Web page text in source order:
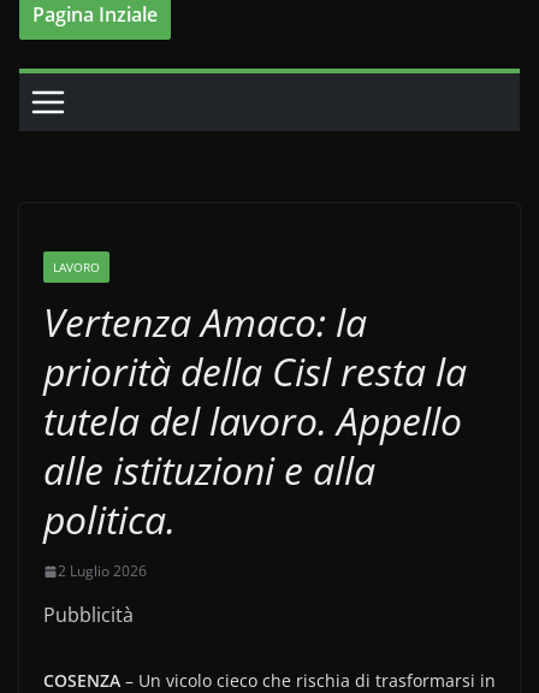
Pagina Inziale
LAVORO
Vertenza Amaco: la
priorità della Cisl resta la
tutela del lavoro. Appello
alle istituzioni e alla
politica.
2 Luglio 2026
Pubblicità
COSENZA – Un vicolo cieco che rischia di trasformarsi in